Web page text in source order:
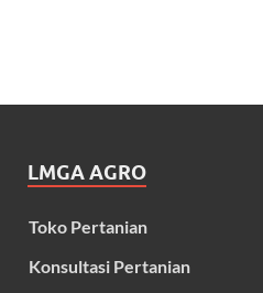
LMGA AGRO
Toko Pertanian
Konsultasi Pertanian